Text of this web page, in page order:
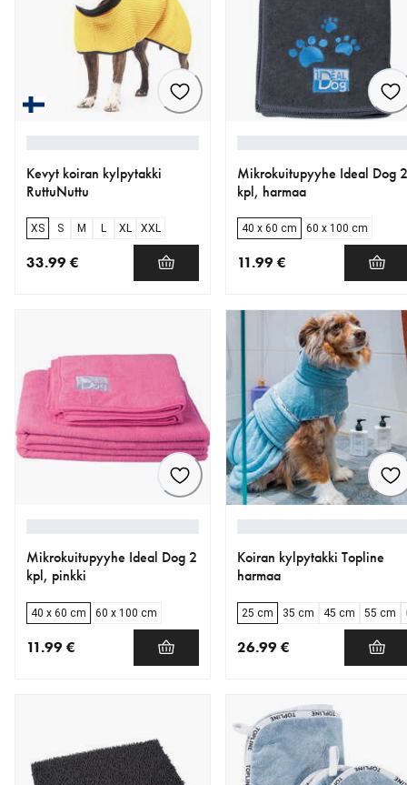
Kevyt koiran kylpytakki
RuttuNuttu
XS S M L XL XXL
33.99 €
Mikrokuitupyyhe Ideal Dog 2
kpl, harmaa
40 x 60 cm 60 x 100 cm
11.99 €
Mikrokuitupyyhe Ideal Dog 2
kpl, pinkki
40 x 60 cm 60 x 100 cm
11.99 €
Koiran kylpytakki Topline
harmaa
25 cm 35 cm 45 cm 55 cm
26.99 €